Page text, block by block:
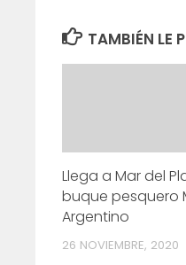
TAMBIÉN LE
Llega a Mar del
buque pesquero
Argentino
26 NOVIEMBRE, 2020